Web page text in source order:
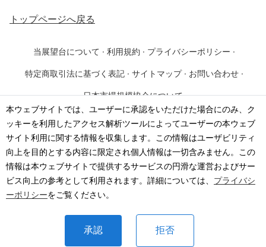
本ウェブサイトでは、ユーザーに承認をいただけた場合にのみ、ク
ッキーを利用したアクセス解析ツールによってユーザーの本ウェブ
サイト利用に関する情報を収集します。この情報はユーザビリティ
向上を目的とする内容に限定され個人情報は一切含みません。この
情報は本ウェブサイトで提供するサービスの円滑な運営およびサー
ビス向上の参考として利用されます。詳細については、 プライバシ
ーポリシーをご覧ください。
承認 拒否
トップページへ戻る
当展望台について · 利用規約 · プライバシーポリシー ·
特定商取引法に基づく表記 · サイトマップ · お問い合わせ ·
日本市場規模協会について
©2026· 一般社団法人 日本市場規模協会